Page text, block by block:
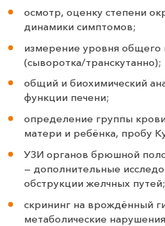
осмотр, оценку степени
динамики симптомов;
измерение уровня
(сыворотка/транскутанно);
общий и биохимический
функции печени;
определение группы
матери и ребёнка, пробу
УЗИ органов брюшной
— дополнительные
обструкции желчных путей;
скрининг на врождённый
метаболические